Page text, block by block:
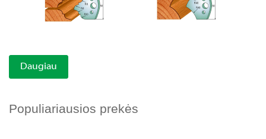
Daugiau
Populiariausios prekės